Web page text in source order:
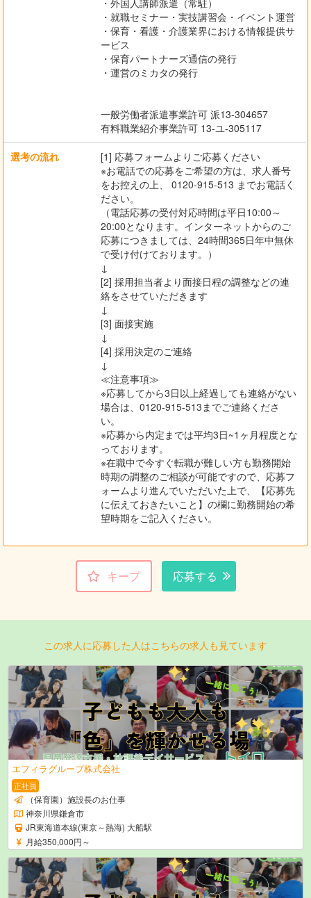
・就職セミナー・実技講習会・イベント運営
・保育・看護・介護業界における情報提供サ
ービス
・保育パートナーズ通信の発行
・運営のミカタの発行
一般労働者派遣事業許可 派13-304657
有料職業紹介事業許可 13-ユ-305117
選考の流れ
[1] 応募フォームよりご応募ください
※お電話での応募をご希望の方は、求人番号
をお控えの上、 0120-915-513 までお電話く
ださい。
（電話応募の受付対応時間は平日10:00～
20:00となります。インターネットからのご
応募につきましては、24時間365日年中無休
で受け付けております。）
↓
[2] 採用担当者より面接日程の調整などの連
絡をさせていただきます
↓
[3] 面接実施
↓
[4] 採用決定のご連絡
↓
≪注意事項≫
※応募してから3日以上経過しても連絡がない
場合は、0120-915-513までご連絡くださ
い。
※応募から内定までは平均3日~1ヶ月程度とな
っております。
※在職中で今すぐ転職が難しい方も勤務開始
時期の調整のご相談が可能ですので、応募フ
ォームより進んでいただいた上で、【応募先
に伝えておきたいこと】の欄に勤務開始の希
望時期をご記入ください。
キープ 応募する
この求人に応募した人はこちらの求人も見ています
エフィラグループ株式会社
正社員
（保育園）施設長のお仕事
神奈川県鎌倉市
JR東海道本線(東京～熱海) 大船駅
月給350,000円～